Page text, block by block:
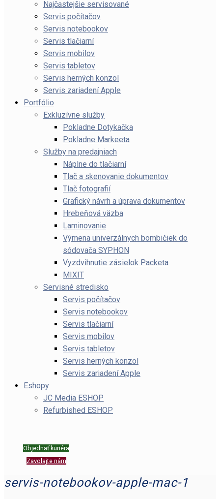
Najčastejšie servisované
Servis počítačov
Servis notebookov
Servis tlačiarní
Servis mobilov
Servis tabletov
Servis herných konzol
Servis zariadení Apple
Portfólio
Exkluzívne služby
Pokladne Dotykačka
Pokladne Markeeta
Služby na predajniach
Náplne do tlačiarní
Tlač a skenovanie dokumentov
Tlač fotografií
Grafický návrh a úprava dokumentov
Hrebeňová väzba
Laminovanie
Výmena univerzálnych bombičiek do
sódovača SYPHON
Vyzdvihnutie zásielok Packeta
MIXIT
Servisné stredisko
Servis počítačov
Servis notebookov
Servis tlačiarní
Servis mobilov
Servis tabletov
Servis herných konzol
Servis zariadení Apple
Eshopy
JC Media ESHOP
Refurbished ESHOP
Objednať kuriéra
Zavolajte nám
servis-notebookov-apple-mac-1